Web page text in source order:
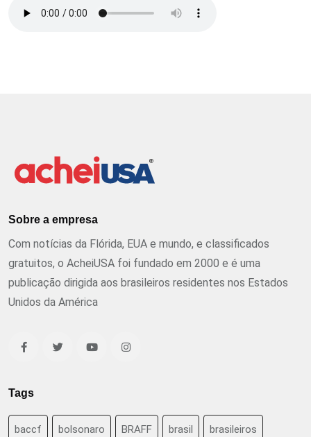
Sobre a empresa
Com notícias da Flórida, EUA e mundo, e classificados
gratuitos, o AcheiUSA foi fundado em 2000 e é uma
publicação dirigida aos brasileiros residentes nos Estados
Unidos da América
Tags
baccf bolsonaro BRAFF brasil brasileiros